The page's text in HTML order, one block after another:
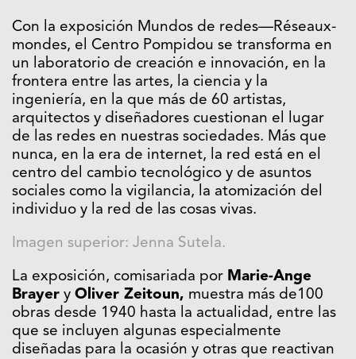
Con la exposición Mundos de redes—Réseaux-
mondes, el Centro Pompidou se transforma en
un laboratorio de creación e innovación, en la
frontera entre las artes, la ciencia y la
ingeniería, en la que más de 60 artistas,
arquitectos y diseñadores cuestionan el lugar
de las redes en nuestras sociedades. Más que
nunca, en la era de internet, la red está en el
centro del cambio tecnológico y de asuntos
sociales como la vigilancia, la atomización del
individuo y la red de las cosas vivas.
Imagen superior: Jenna Sutela.
La exposición, comisariada por Marie-Ange
Brayer y Oliver Zeitoun, muestra más de100
obras desde 1940 hasta la actualidad, entre las
que se incluyen algunas especialmente
diseñadas para la ocasión y otras que reactivan